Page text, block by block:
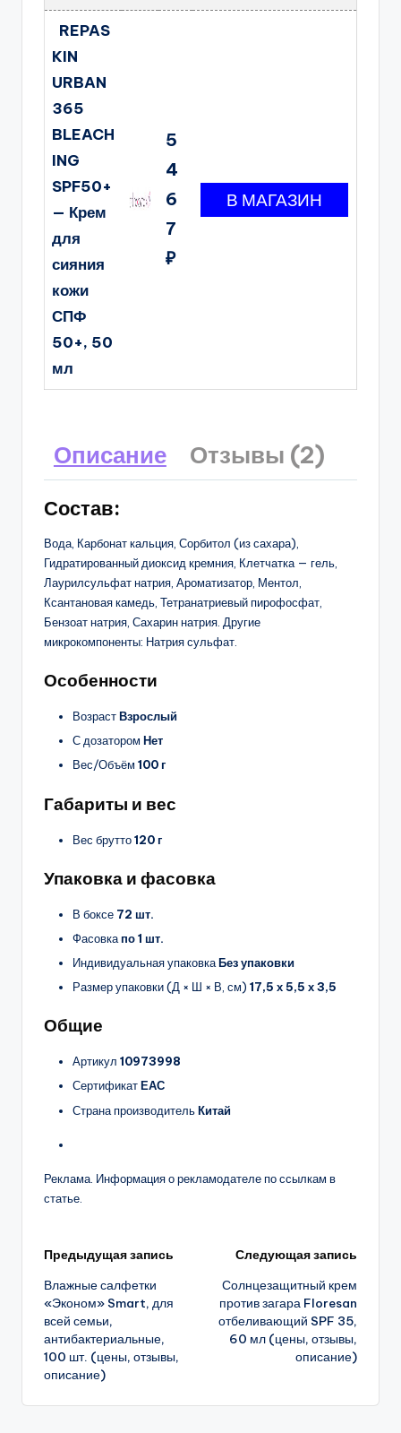
REPAS
KIN
URBAN
365
BLEACH
ING
SPF50+
— Крем
для
сияния
кожи
СПФ
50+, 50
мл
5
4
6
7
₽
Описание Отзывы (2)
Состав:
Вода, Карбонат кальция, Сорбитол (из сахара),
Гидратированный диоксид кремния, Клетчатка — гель,
Лаурилсульфат натрия, Ароматизатор, Ментол,
Ксантановая камедь, Тетранатриевый пирофосфат,
Бензоат натрия, Сахарин натрия. Другие
микрокомпоненты: Натрия сульфат.
Особенности
ВозрастВзрослый
С дозатором Нет
Вес/Объём 100 г
Габариты и вес
Вес брутто120 г
Упаковка и фасовка
В боксе 72 шт.
Фасовкапо 1 шт.
Индивидуальная упаковкаБез упаковки
Размер упаковки (Д × Ш × В, см) 17,5 х 5,5 х 3,5
Общие
Артикул 10973998
СертификатЕАС
Страна производительКитай
Реклама. Информация о рекламодателе по ссылкам в
статье.
Навигация
записи
Предыдущая запись
Влажные салфетки
«Эконом» Smart, для
всей семьи,
антибактериальные,
100 шт. (цены, отзывы,
описание)
Следующая запись
Солнцезащитный крем
против загара Floresan
отбеливающий SPF 35,
60 мл (цены, отзывы,
описание)